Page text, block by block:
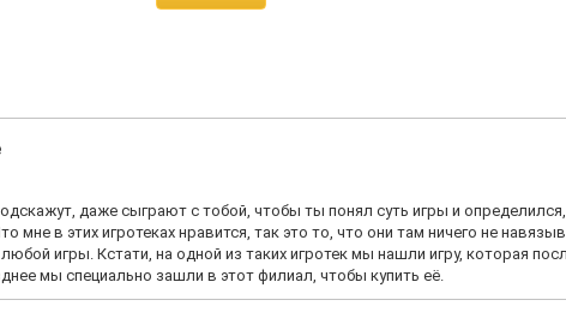
даже сыграют с тобой, чтобы ты понял суть игры и
мне в этих игротеках нравится, так это то, что они там ничего не
игры. Кстати, на одной из таких игротек мы нашли игру, которая
мы специально зашли в этот филиал, чтобы купить её.